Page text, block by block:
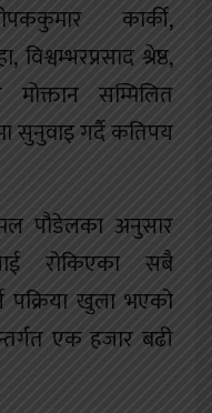
कार्की,
श्रेष्ठ,
सम्मिलित
सुनुवाइ गर्दै कतिपय
पौडेलका अनुसार
रोकिएका सबै
पक्रिया खुला भएको
एक हजार बढी